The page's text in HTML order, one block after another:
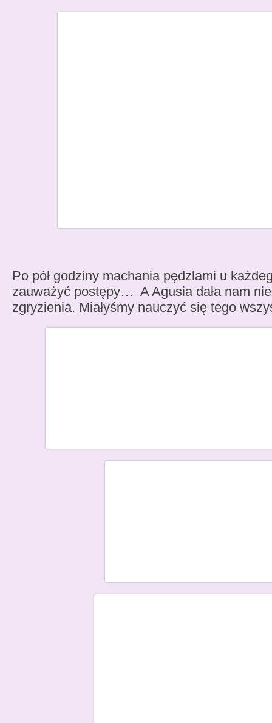
Po pół godziny machania pędzlami u
zauważyć postępy… A Agusia dała nam
zgryzienia. Miałyśmy nauczyć się tego